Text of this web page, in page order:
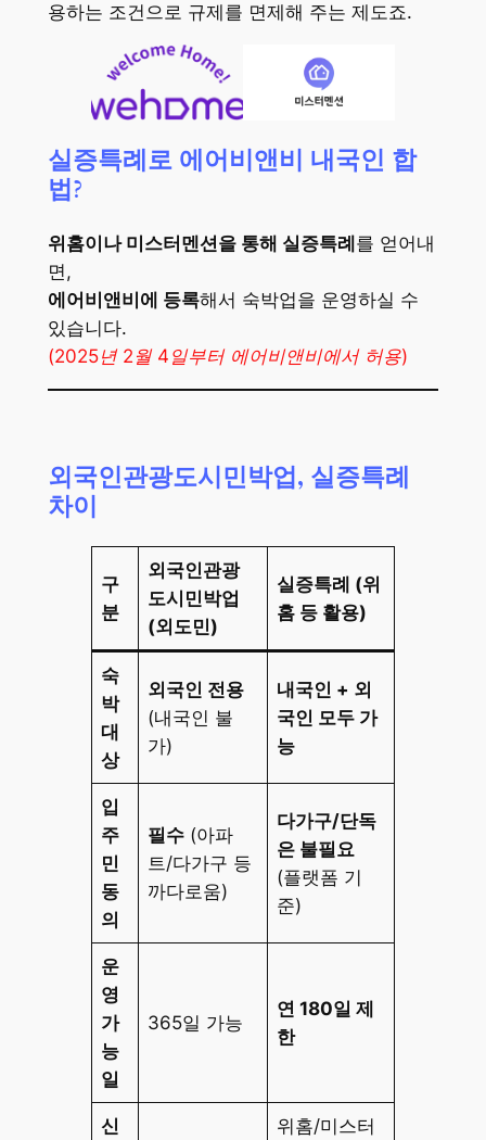
용하는 조건으로 규제를 면제해 주는 제도죠.
실증특례로 에어비앤비 내국인 합
법?
위홈이나 미스터멘션을 통해 실증특례 를 얻어내
면,
에어비앤비에 등록해서 숙박업을 운영하실 수
있습니다.
(2025년 2월 4일부터 에어비앤비에서 허용)
외국인관광도시민박업, 실증특례
차이
구
분
외국인관광
도시민박업
(외도민)
실증특례 (위
홈 등 활용)
숙
박
대
상
외국인 전용
(내국인 불
가)
내국인 + 외
국인 모두 가
능
입
주
민
동
의
필수 (아파
트/다가구 등
까다로움)
다가구/단독
은 불필요
(플랫폼 기
준)
운
영
가
능
일
365일 가능
연 180일 제
한
신
위홈/미스터